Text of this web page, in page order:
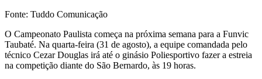
Fonte: Tuddo Comunicação
O Campeonato Paulista começa na próxima semana para a Funvic
Taubaté. Na quarta-feira (31 de agosto), a equipe comandada pelo
técnico Cezar Douglas irá até o ginásio Poliesportivo fazer a estreia
na competição diante do São Bernardo, às 19 horas.